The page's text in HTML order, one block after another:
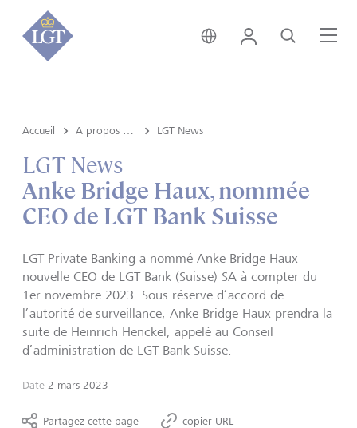
Liechtenstein • français
Login Recherche
Accueil LGT News
LGT News
Anke Bridge Haux, nommée
CEO de LGT Bank Suisse
LGT Private Banking a nommé Anke Bridge Haux
nouvelle CEO de LGT Bank (Suisse) SA à compter du
1er novembre 2023. Sous réserve d’accord de
l’autorité de surveillance, Anke Bridge Haux prendra la
suite de Heinrich Henckel, appelé au Conseil
d’administration de LGT Bank Suisse.
Date 2 mars 2023
Partagez cette page copier URL